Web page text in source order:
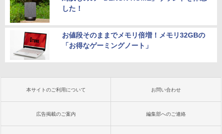
した！
お値段そのままでメモリ倍増！メモリ32GBの
「お得なゲーミングノート」
本サイトのご利用について お問い合わせ
広告掲載のご案内 編集部へのご連絡